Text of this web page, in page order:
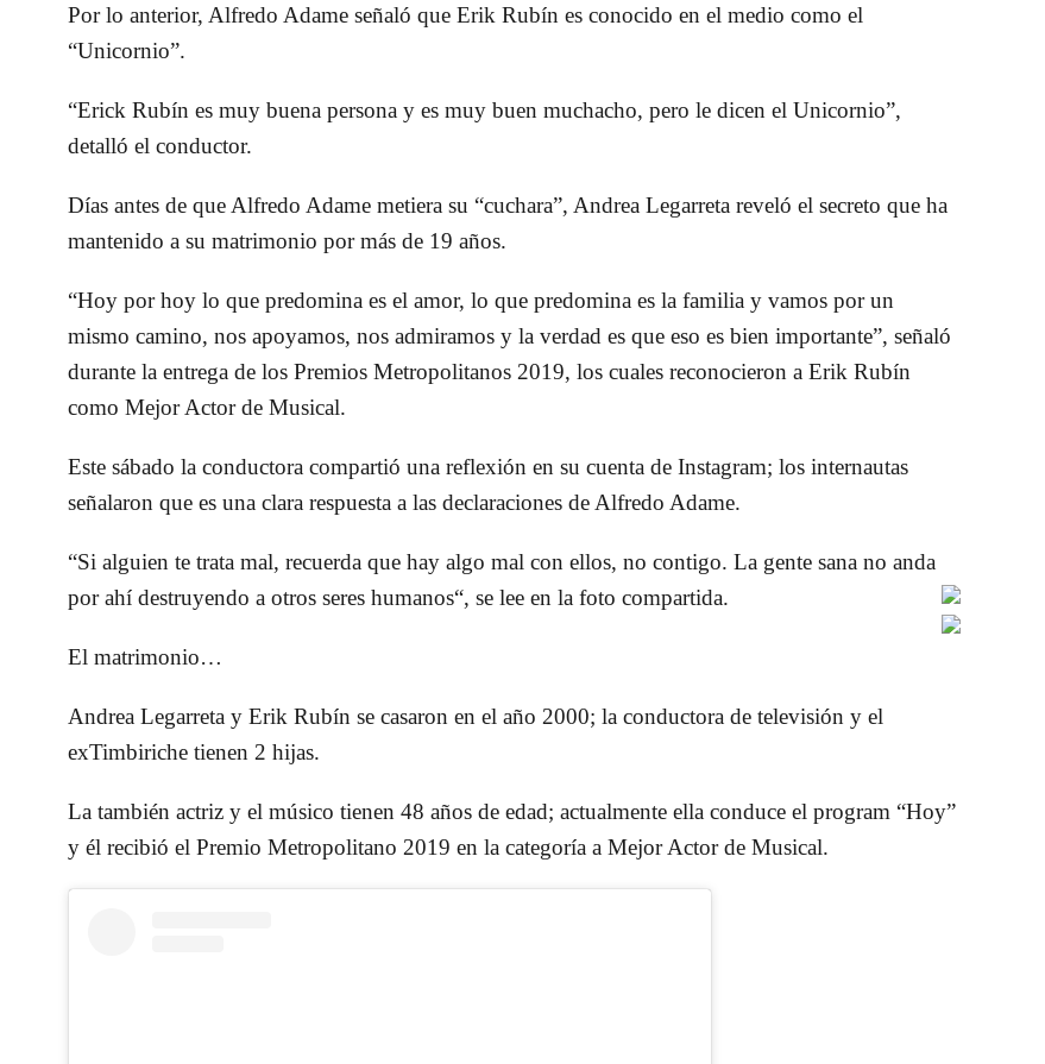
Por lo anterior, Alfredo Adame señaló que Erik Rubín es conocido en el medio como el
“Unicornio”.
“Erick Rubín es muy buena persona y es muy buen muchacho, pero le dicen el Unicornio”,
detalló el conductor.
Días antes de que Alfredo Adame metiera su “cuchara”, Andrea Legarreta reveló el secreto que ha
mantenido a su matrimonio por más de 19 años.
“Hoy por hoy lo que predomina es el amor, lo que predomina es la familia y vamos por un
mismo camino, nos apoyamos, nos admiramos y la verdad es que eso es bien importante”, señaló
durante la entrega de los Premios Metropolitanos 2019, los cuales reconocieron a Erik Rubín
como Mejor Actor de Musical.
Este sábado la conductora compartió una reflexión en su cuenta de Instagram; los internautas
señalaron que es una clara respuesta a las declaraciones de Alfredo Adame.
“Si alguien te trata mal, recuerda que hay algo mal con ellos, no contigo. La gente sana no anda
por ahí destruyendo a otros seres humanos“, se lee en la foto compartida.
El matrimonio…
Andrea Legarreta y Erik Rubín se casaron en el año 2000; la conductora de televisión y el
exTimbiriche tienen 2 hijas.
La también actriz y el músico tienen 48 años de edad; actualmente ella conduce el program “Hoy”
y él recibió el Premio Metropolitano 2019 en la categoría a Mejor Actor de Musical.